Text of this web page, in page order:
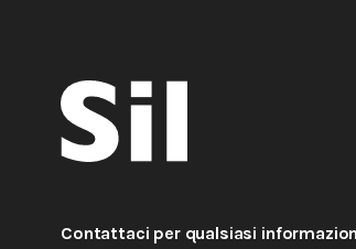
Contattaci per qualsiasi